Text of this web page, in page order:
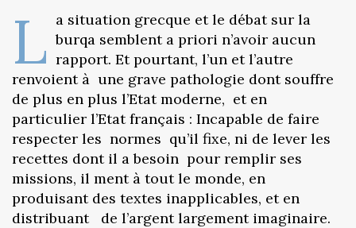
L a situation grecque et le débat sur la
burqa semblent a priori n’avoir aucun
rapport. Et pourtant, l’un et l’autre
renvoient à une grave pathologie dont souffre
de plus en plus l’Etat moderne, et en
particulier l’Etat français : Incapable de faire
respecter les normes qu’il fixe, ni de lever les
recettes dont il a besoin pour remplir ses
missions, il ment à tout le monde, en
produisant des textes inapplicables, et en
distribuant de l’argent largement imaginaire.